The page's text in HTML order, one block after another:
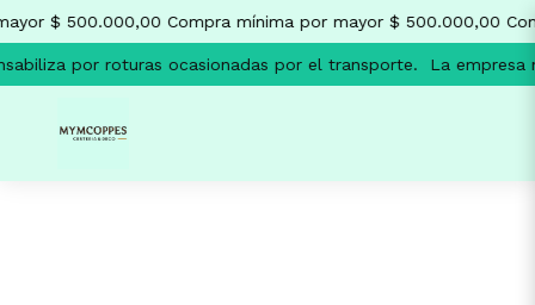
$ 500.000,00 Compra mínima por mayor $ 500.000,00
por roturas ocasionadas por el transporte. La empresa